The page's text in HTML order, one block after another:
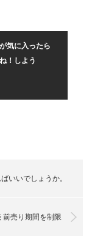
気に入ったら
！しよう
いいでしょうか。
前売り期間を制限